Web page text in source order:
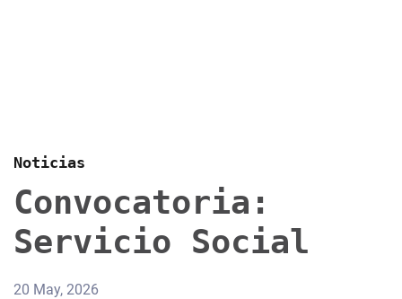
Noticias
Convocatoria:
Servicio Social
20 May, 2026